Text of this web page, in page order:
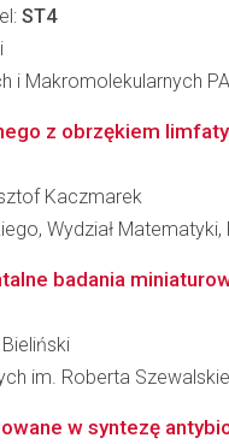
ST4
i Makromolekularnych
z obrzękiem
Kaczmarek
Wydział Matematyki,
badania
im. Roberta
w syntezę